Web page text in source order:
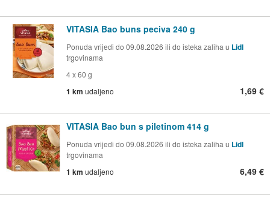
VITASIA Bao buns peciva 240 g
Ponuda vrijedi do 09.08.2026 ili do isteka zaliha u Lidl
trgovinama
4 x 60 g
1 km udaljeno 1,69 €
VITASIA Bao bun s piletinom 414 g
Ponuda vrijedi do 09.08.2026 ili do isteka zaliha u Lidl
trgovinama
1 km udaljeno 6,49 €